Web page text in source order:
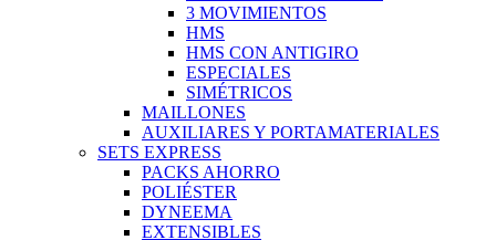
3 MOVIMIENTOS
HMS
HMS CON ANTIGIRO
ESPECIALES
SIMÉTRICOS
MAILLONES
AUXILIARES Y PORTAMATERIALES
SETS EXPRESS
PACKS AHORRO
POLIÉSTER
DYNEEMA
EXTENSIBLES